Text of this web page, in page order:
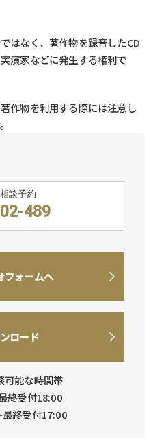
はなく、著作物を録音したCD
演家などに発生する権利で
作物を利用する際には注意し
談予約
489
フォームへ
ロード
可能な時間帯
終受付18:00
終受付17:00